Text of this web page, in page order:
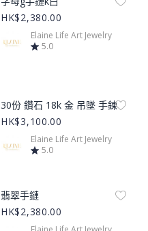
HK$2,380.00
Elaine Life Art Jewelry
5.0
Product Image
30份 鑽石 18k 金 吊墜 手鍊
HK$3,100.00
Elaine Life Art Jewelry
5.0
Product Image
翡翠手鏈
HK$2,380.00